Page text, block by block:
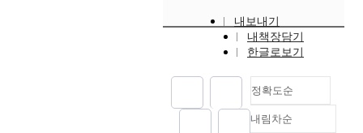
내보내기
내책장담기
한글로보기
정확도순
정확도
내림차순